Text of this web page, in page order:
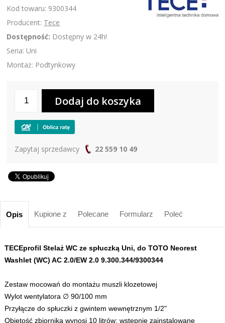
Kod towaru: 9300344
Producent: Tece
Dostępność: Dostępny w 24h!
Seria: Uni
Montaż: Podtynkowy
Zapytaj sprzedawcy 22 559 10 49
Opis Kupione z Polecane Formularz Poleć
TECEprofil Stelaż WC ze spłuczką Uni, do TOTO Neorest
Washlet (WC) AC 2.0/EW 2.0 9.300.344/9300344
Zestaw mocowań do montażu muszli klozetowej
Wylot wentylatora ∅ 90/100 mm
Przyłącze do spłuczki z gwintem wewnętrznym 1/2"
Objętość zbiornika wynosi 10 litrów; wstępnie zainstalowane